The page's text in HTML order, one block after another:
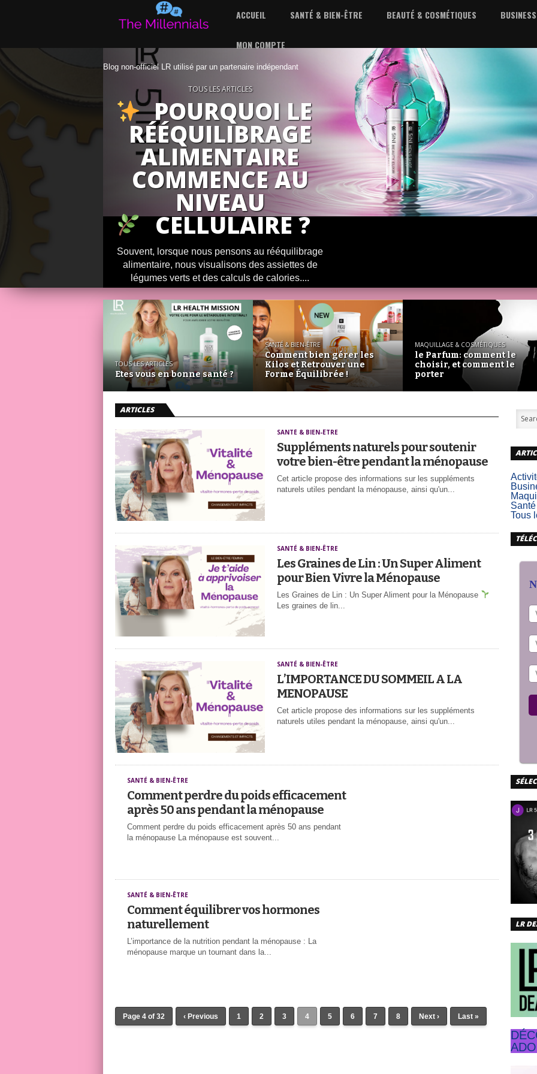
ACCUEIL SANTÉ & BIEN-ÊTRE BEAUTÉ & COSMÉTIQUES BUSINESS
MON COMPTE
Blog non-officiel LR utilisé par un partenaire indépendant
TOUS LES ARTICLES
POURQUOI LE
RÉÉQUILIBRAGE
ALIMENTAIRE
COMMENCE AU
NIVEAU
CELLULAIRE ?
Souvent, lorsque nous pensons au rééquilibrage
alimentaire, nous visualisons des assiettes de
légumes verts et des calculs de calories....
TOUS LES ARTICLES
Etes vous en bonne santé ?
SANTÉ & BIEN-ÊTRE
Comment bien gérer les
Kilos et Retrouver une
Forme Équilibrée !
MAQUILLAGE & COSMÉTIQUES
le Parfum: comment le
choisir, et comment le
porter
ARTICLES
SANTÉ & BIEN-ÊTRE
Suppléments naturels pour soutenir
votre bien-être pendant la ménopause
Cet article propose des informations sur les suppléments
naturels utiles pendant la ménopause, ainsi qu'un...
SANTÉ & BIEN-ÊTRE
Les Graines de Lin : Un Super Aliment
pour Bien Vivre la Ménopause
Les Graines de Lin : Un Super Aliment pour la Ménopause
Les graines de lin...
SANTÉ & BIEN-ÊTRE
L’IMPORTANCE DU SOMMEIL A LA
MENOPAUSE
Cet article propose des informations sur les suppléments
naturels utiles pendant la ménopause, ainsi qu'un...
SANTÉ & BIEN-ÊTRE
Comment perdre du poids efficacement
après 50 ans pendant la ménopause
Comment perdre du poids efficacement après 50 ans pendant
la ménopause La ménopause est souvent...
SANTÉ & BIEN-ÊTRE
Comment équilibrer vos hormones
naturellement
L’importance de la nutrition pendant la ménopause : La
ménopause marque un tournant dans la...
Page 4 of 32 ‹ Previous 1 2 3 4 5 6 7 8 Next › Last »
Tous
LR